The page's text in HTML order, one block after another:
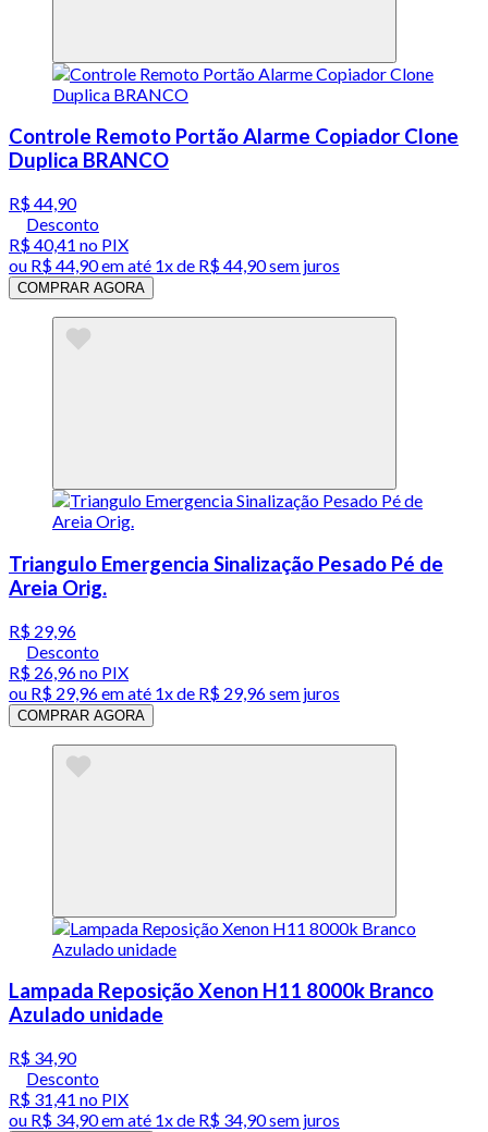
Controle Remoto Portão Alarme Copiador Clone
Duplica BRANCO
R$ 44,90
Desconto
R$ 40,41 no PIX
ou R$ 44,90em até 1x de R$ 44,90sem juros
COMPRAR AGORA
Triangulo Emergencia Sinalização Pesado Pé de
Areia Orig.
R$ 29,96
Desconto
R$ 26,96no PIX
ou R$ 29,96em até 1x de R$ 29,96sem juros
COMPRAR AGORA
Lampada Reposição Xenon H11 8000k Branco
Azulado unidade
R$ 34,90
Desconto
R$ 31,41 no PIX
ou R$ 34,90em até 1x de R$ 34,90sem juros